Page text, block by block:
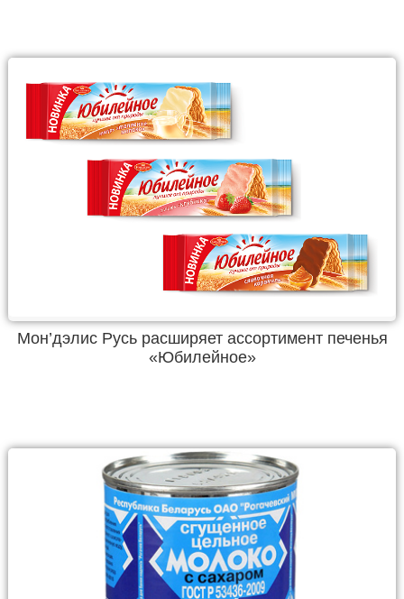
Мон’дэлис Русь расширяет ассортимент печенья
«Юбилейное»